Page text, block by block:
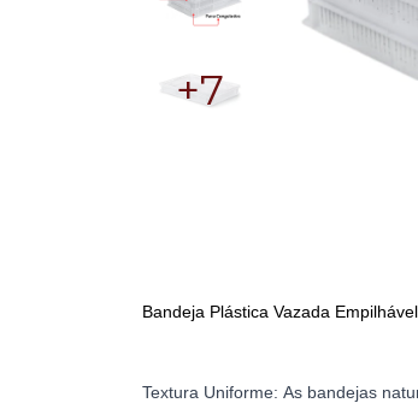
+7
Bandeja Plástica Vazada
Textura Uniforme: As bandejas